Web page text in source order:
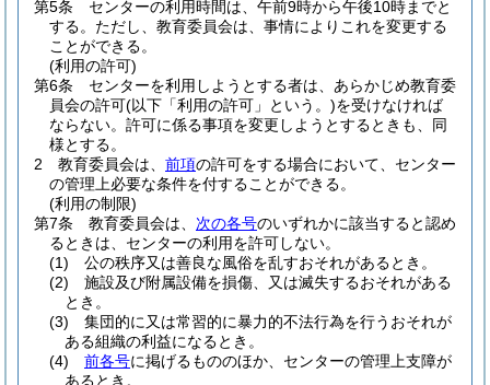
第5条
センターの利用時間は、午前9時から午後10時までと
する。 ただし、教育委員会は、事情によりこれを変更する
ことができる。
(利用の許可)
第6条
センターを利用しようとする者は、あらかじめ教育委
員会の許可(以下「利用の許可」という。)を受けなければ
ならない。 許可に係る事項を変更しようとするときも、同
様とする。
2
教育委員会は、 前項の許可をする場合において、センター
の管理上必要な条件を付することができる。
(利用の制限)
第7条
教育委員会は、 次の各号のいずれかに該当すると認め
るときは、センターの利用を許可しない。
(1)
公の秩序又は善良な風俗を乱すおそれがあるとき。
(2)
施設及び附属設備を損傷、又は滅失するおそれがある
とき。
(3)
集団的に又は常習的に暴力的不法行為を行うおそれが
ある組織の利益になるとき。
(4)
前各号に掲げるもののほか、センターの管理上支障が
あるとき。